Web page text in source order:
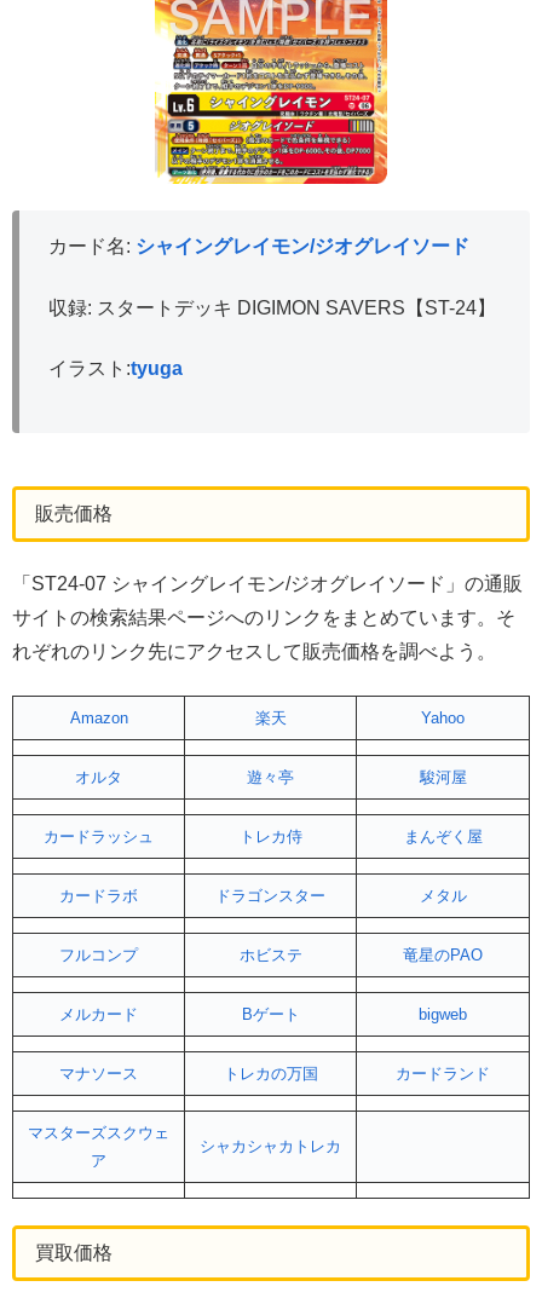
カード名: シャイングレイモン/ジオグレイソード
収録: スタートデッキ DIGIMON SAVERS【ST-24】
イラスト:tyuga
販売価格
「ST24-07 シャイングレイモン/ジオグレイソード」の通販
サイトの検索結果ページへのリンクをまとめています。そ
れぞれのリンク先にアクセスして販売価格を調べよう。
Amazon 楽天 Yahoo
オルタ 遊々亭 駿河屋
カードラッシュ トレカ侍 まんぞく屋
カードラボ ドラゴンスター メタル
フルコンプ ホビステ 竜星のPAO
メルカード Bゲート bigweb
マナソース トレカの万国 カードランド
マスターズスクウェ
ア
シャカシャカトレカ
買取価格